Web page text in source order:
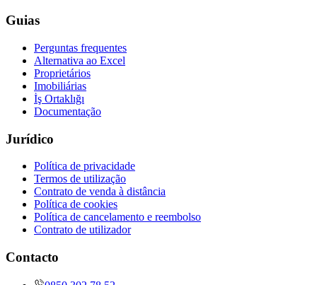
Guias
Perguntas frequentes
Alternativa ao Excel
Proprietários
Imobiliárias
İş Ortaklığı
Documentação
Jurídico
Política de privacidade
Termos de utilização
Contrato de venda à distância
Política de cookies
Política de cancelamento e reembolso
Contrato de utilizador
Contacto